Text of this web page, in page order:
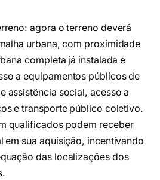
agora o terreno deverá
urbana, com proximidade
completa já instalada e
a equipamentos públicos de
assistência social, acesso a
e transporte público coletivo.
qualificados podem receber
em sua aquisição, incentivando
das localizações dos